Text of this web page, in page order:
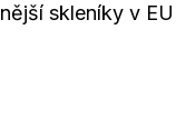
skleníky v